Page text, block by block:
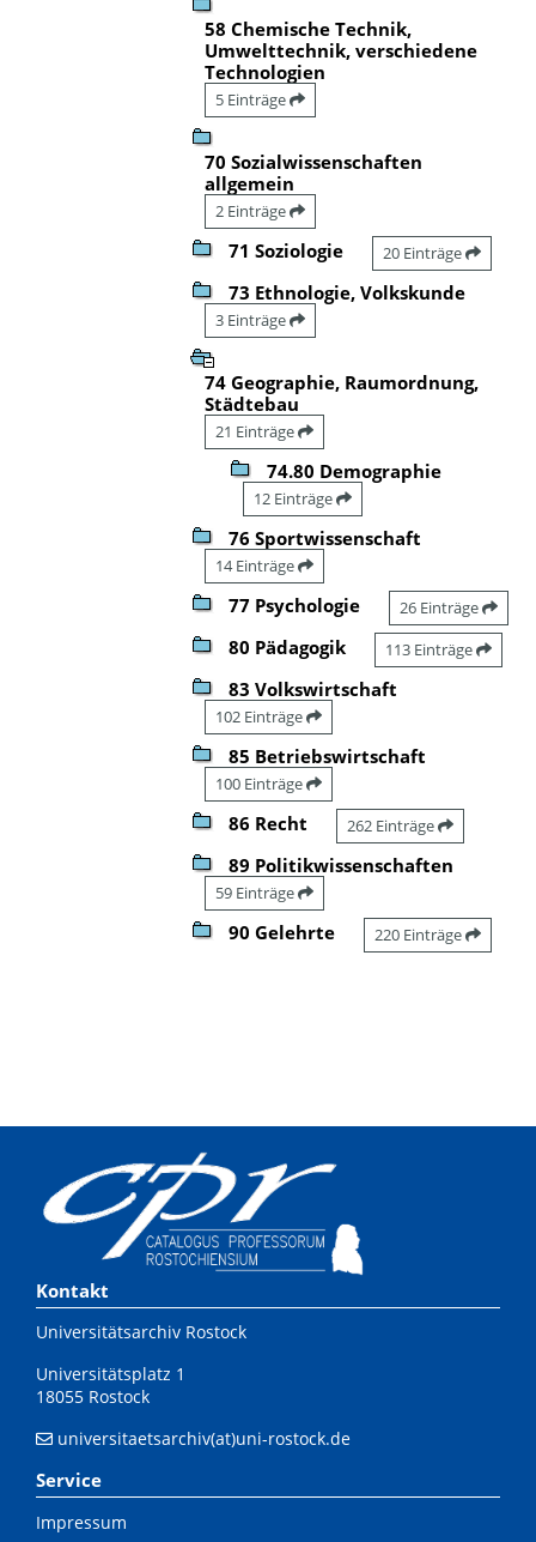
58 Chemische Technik,
Umwelttechnik, verschiedene
Technologien
5 Einträge
70 Sozialwissenschaften
allgemein
2 Einträge
71 Soziologie 20 Einträge
73 Ethnologie, Volkskunde
3 Einträge
74 Geographie, Raumordnung,
Städtebau
21 Einträge
74.80 Demographie
12 Einträge
76 Sportwissenschaft
14 Einträge
77 Psychologie 26 Einträge
80 Pädagogik 113 Einträge
83 Volkswirtschaft
102 Einträge
85 Betriebswirtschaft
100 Einträge
86 Recht 262 Einträge
89 Politikwissenschaften
59 Einträge
90 Gelehrte 220 Einträge
Kontakt
Universitätsarchiv Rostock
Universitätsplatz 1
18055 Rostock
universitaetsarchiv(at)uni-rostock.de
Service
Impressum